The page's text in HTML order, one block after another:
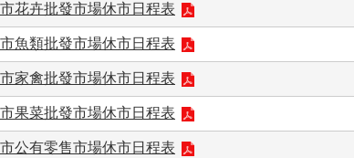
花卉批發市場休市日程表
魚類批發市場休市日程表
家禽批發市場休市日程表
果菜批發市場休市日程表
公有零售市場休市日程表